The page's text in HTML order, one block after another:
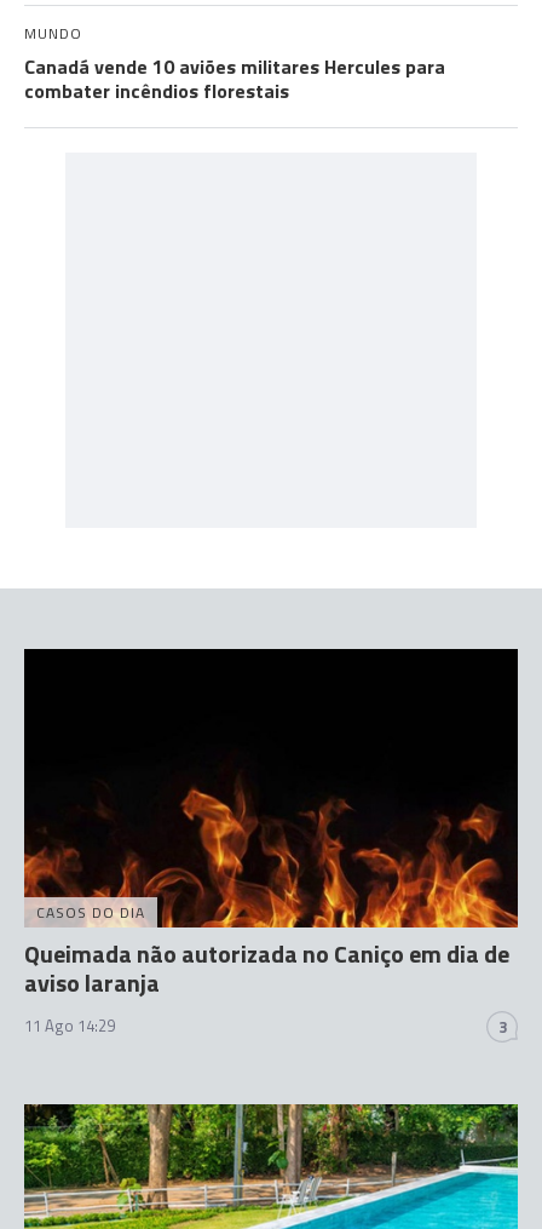
MUNDO
Canadá vende 10 aviões militares Hercules para
combater incêndios florestais
CASOS DO DIA
Queimada não autorizada no Caniço em dia de
aviso laranja
11 Ago 14:29 3